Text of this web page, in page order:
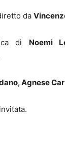
da
di Noemi
Agnese